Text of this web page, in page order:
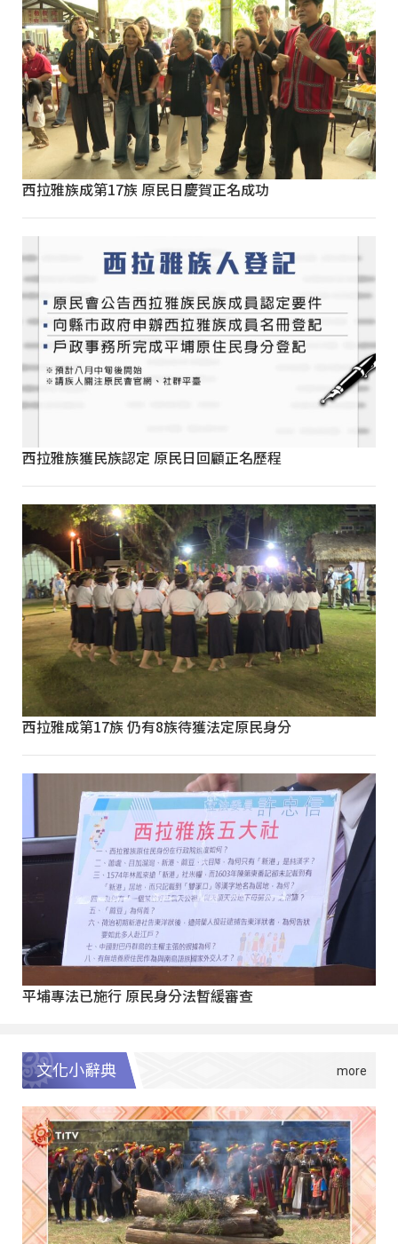
西拉雅族成第17族 原民日慶賀正名成功
西拉雅族獲民族認定 原民日回顧正名歷程
西拉雅成第17族 仍有8族待獲法定原民身分
平埔專法已施行 原民身分法暫緩審查
文化小辭典